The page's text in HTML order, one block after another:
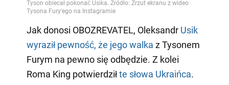
Jak donosi OBOZREVATEL, Oleksandr Usik
wyraził pewność, że jego walka z Tysonem
Furym na pewno się odbędzie. Z kolei
Roma King potwierdziłte słowa Ukraińca.